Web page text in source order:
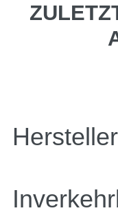
Hersteller